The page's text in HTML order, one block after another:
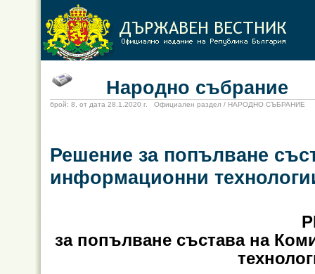
Народно събрание
брой: 8, от дата 28.1.2020 г. Официален раздел / НАРОДНО СЪБРАНИЕ
Решение за попълване
информационни
за попълване състава на